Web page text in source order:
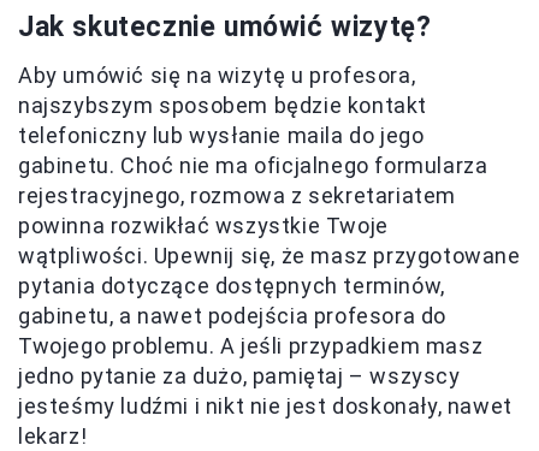
Jak skutecznie umówić wizytę?
Aby umówić się na wizytę u profesora,
najszybszym sposobem będzie kontakt
telefoniczny lub wysłanie maila do jego
gabinetu. Choć nie ma oficjalnego formularza
rejestracyjnego, rozmowa z sekretariatem
powinna rozwikłać wszystkie Twoje
wątpliwości. Upewnij się, że masz przygotowane
pytania dotyczące dostępnych terminów,
gabinetu, a nawet podejścia profesora do
Twojego problemu. A jeśli przypadkiem masz
jedno pytanie za dużo, pamiętaj – wszyscy
jesteśmy ludźmi i nikt nie jest doskonały, nawet
lekarz!